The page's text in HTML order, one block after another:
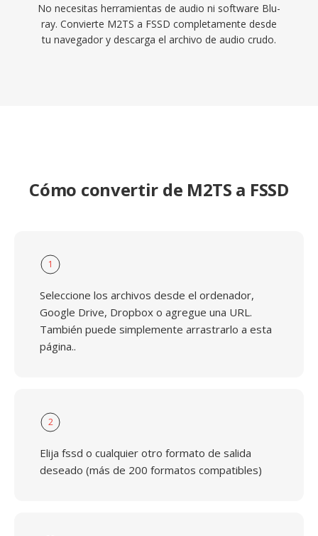
No necesitas herramientas de audio ni software Blu-
ray. Convierte M2TS a FSSD completamente desde
tu navegador y descarga el archivo de audio crudo.
Cómo convertir de M2TS a FSSD
1
Seleccione los archivos desde el ordenador,
Google Drive, Dropbox o agregue una URL.
También puede simplemente arrastrarlo a esta
página..
2
Elija fssd o cualquier otro formato de salida
deseado (más de 200 formatos compatibles)